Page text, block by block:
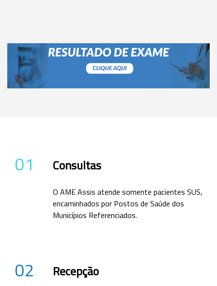
01 Consultas
O AME Assis atende somente pacientes SUS,
encaminhados por Postos de Saúde dos
Municípios Referenciados.
02 Recepção